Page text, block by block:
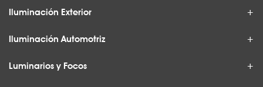
Iluminación Exterior
Iluminación Automotriz
Luminarios y Focos